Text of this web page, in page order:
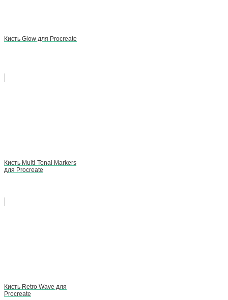
Кисть Glow для Procreate
Кисть Multi-Tonal Markers
для Procreate
Кисть Retro Wave для
Procreate